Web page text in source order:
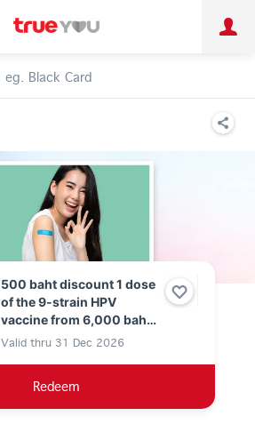
Business
500 baht discount 1 dose
of the 9-strain HPV
vaccine from 6,000 baht
to just 5,500 baht. Use 0
Valid thru 31 Dec 2026
Redeem